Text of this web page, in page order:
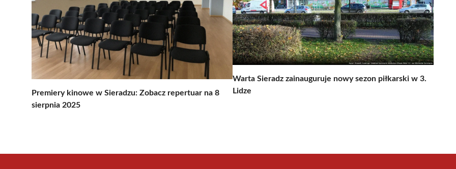
Premiery kinowe w Sieradzu: Zobacz repertuar na 8
sierpnia 2025
Warta Sieradz zainauguruje nowy sezon piłkarski w 3.
Lidze